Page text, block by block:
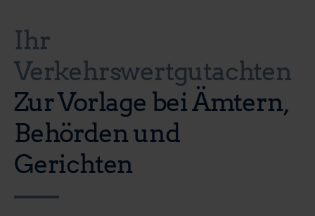
Ihr
Verkehrswertgutachten
Zur Vorlage bei Ämtern,
Behörden und
Gerichten